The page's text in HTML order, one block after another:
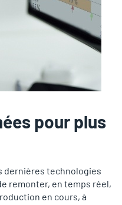
pour plus
dernières technologies
remonter, en temps réel,
en cours, à